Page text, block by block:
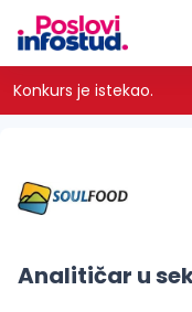
Konkurs je istekao.
Analitičar u